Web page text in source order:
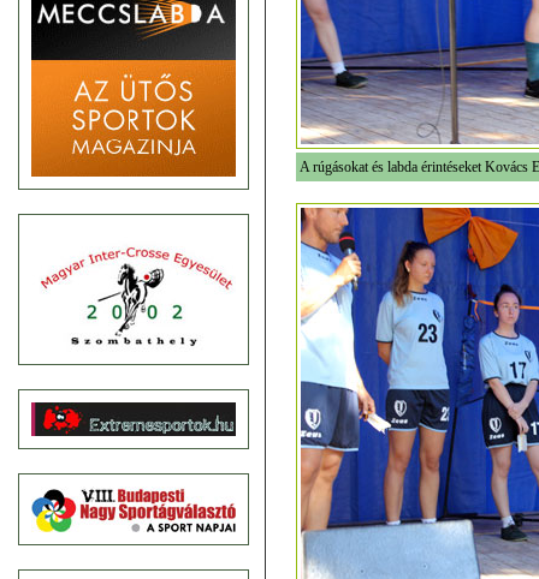
A rúgásokat és labda érintéseket Kovács